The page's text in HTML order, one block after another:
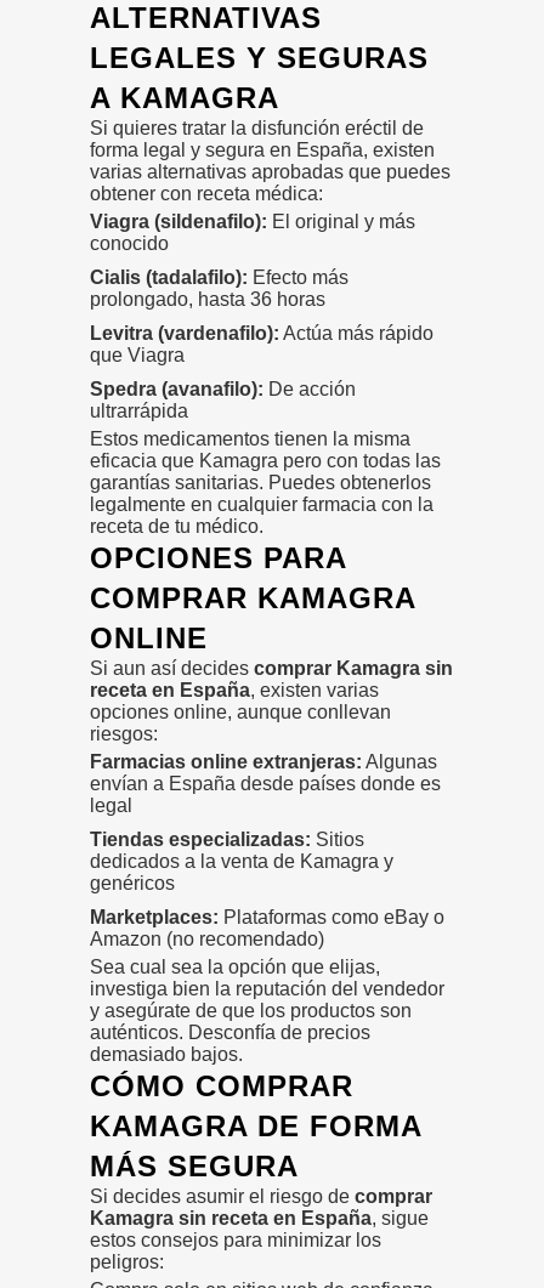
ALTERNATIVAS
LEGALES Y SEGURAS
A KAMAGRA
Si quieres tratar la disfunción eréctil de
forma legal y segura en España, existen
varias alternativas aprobadas que puedes
obtener con receta médica:
Viagra (sildenafilo): El original y más
conocido
Cialis (tadalafilo): Efecto más
prolongado, hasta 36 horas
Levitra (vardenafilo): Actúa más rápido
que Viagra
Spedra (avanafilo): De acción
ultrarrápida
Estos medicamentos tienen la misma
eficacia que Kamagra pero con todas las
garantías sanitarias. Puedes obtenerlos
legalmente en cualquier farmacia con la
receta de tu médico.
OPCIONES PARA
COMPRAR KAMAGRA
ONLINE
Si aun así decides comprar Kamagra sin
receta en España, existen varias
opciones online, aunque conllevan
riesgos:
Farmacias online extranjeras: Algunas
envían a España desde países donde es
legal
Tiendas especializadas: Sitios
dedicados a la venta de Kamagra y
genéricos
Marketplaces: Plataformas como eBay o
Amazon (no recomendado)
Sea cual sea la opción que elijas,
investiga bien la reputación del vendedor
y asegúrate de que los productos son
auténticos. Desconfía de precios
demasiado bajos.
CÓMO COMPRAR
KAMAGRA DE FORMA
MÁS SEGURA
Si decides asumir el riesgo de comprar
Kamagra sin receta en España, sigue
estos consejos para minimizar los
peligros: